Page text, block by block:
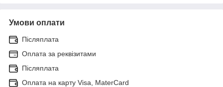
Умови оплати
Післяплата
Оплата за реквізитами
Післяплата
Оплата на карту Visa, MaterCard